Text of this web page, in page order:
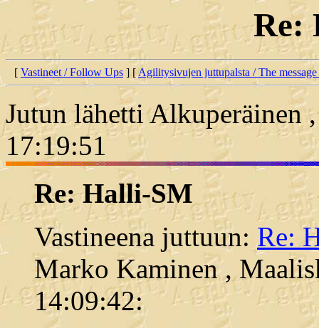
Re:
[ Vastineet / Follow Ups ] [Agilitysivujen juttupalsta / The
Jutun lähetti Alkuperäinen
17:19:51
Re: Halli-SM
Vastineena juttuun: Re:
Marko Kaminen ,
14:09:42: